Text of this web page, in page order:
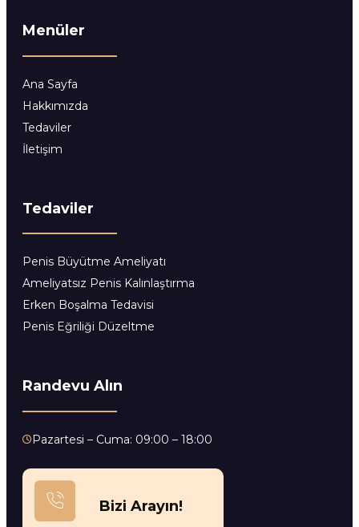
Menüler
Ana Sayfa
Hakkımızda
Tedaviler
İletişim
Tedaviler
Penis Büyütme Ameliyatı
Ameliyatsız Penis Kalınlaştırma
Erken Boşalma Tedavisi
Penis Eğriliği Düzeltme
Randevu Alın
Pazartesi – Cuma: 09:00 – 18:00
Bizi Arayın!